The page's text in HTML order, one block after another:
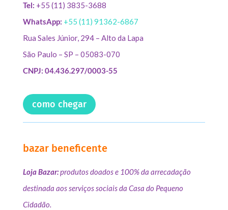
Tel: +55 (11) 3835-3688
WhatsApp: +55 (11) 91362-6867
Rua Sales Júnior, 294 – Alto da Lapa
São Paulo – SP – 05083-070
CNPJ: 04.436.297/0003-55
como chegar
bazar beneficente
Loja Bazar:produtos doados e 100% da arrecadação
destinada aos serviços sociais da Casa do Pequeno
Cidadão.